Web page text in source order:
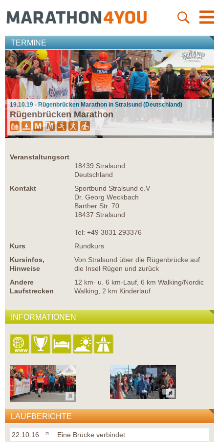
TERMINE
19.10.19 - Rügenbrücken Marathon in Stralsund (Deutschland)
Rügenbrücken Marathon
Veranstaltungsort
18439 Stralsund
Deutschland
Kontakt
Sportbund Stralsund e.V
Dr. Georg Weckbach
Barther Str. 70
18437 Stralsund
Tel: +49 3831 293376
Kurs
Rundkurs
Kursinfos,
Hinweise
Von Stralsund über die Rügenbrücke auf
die Insel Rügen und zurück
Andere
Laufstrecken
12 km- u. 6 km-Lauf, 6 km Walking/Nordic
Walking, 2 km Kinderlauf
INFORMATIONEN
LAUFBERICHTE
22.10.16
Eine Brücke verbindet